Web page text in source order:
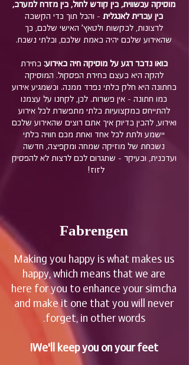
מוסיקה עכשווית, בין קודש לחול, בין מזרח למערב,
בין עברית לאנגלית - והכל תוך כדי הקשבה
לרצונות, לבקשות ולטאץ’ האישי שלכם, כך
שהאירוע שלכם יהיה באמת שלכם, ובלתי נשכח.
בואו נדבר רגע על מוסיקה חיה באירוע: בחירת
להקה היא בעצם בחירת הפסקול. המוסיקה
בחתונה היא חלק בלתי נפרד ממנה. וכשמגיע אירוע
כמו חתונה - אין פשרות. לכן, לקחנו על עצמנו
להתייחס במקצועיות בלתי מתפשרת לכל אירוע
ואירוע, להבין בדיוק איך אתם רוצים שהאירוע שלכם
יישמע ולתת לכל אחד ואחת מכם חוויה בלתי
נשכחת של מוזיקה שמחה ומקפיצה, חדשה
ועדכנית, ובעיקר - שתגרום לכם לרצות לא להפסיק
לזוז!
Fabrengen
Making you happy is what makes us
happy, which means that we are
here for you to enhance your simcha
and make it one that you will never
forget, in other words.
We'll keep you on your feet!